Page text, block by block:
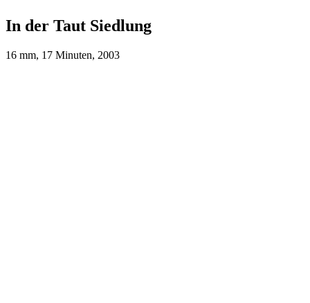
In der Taut Siedlung
16 mm, 17 Minuten, 2003